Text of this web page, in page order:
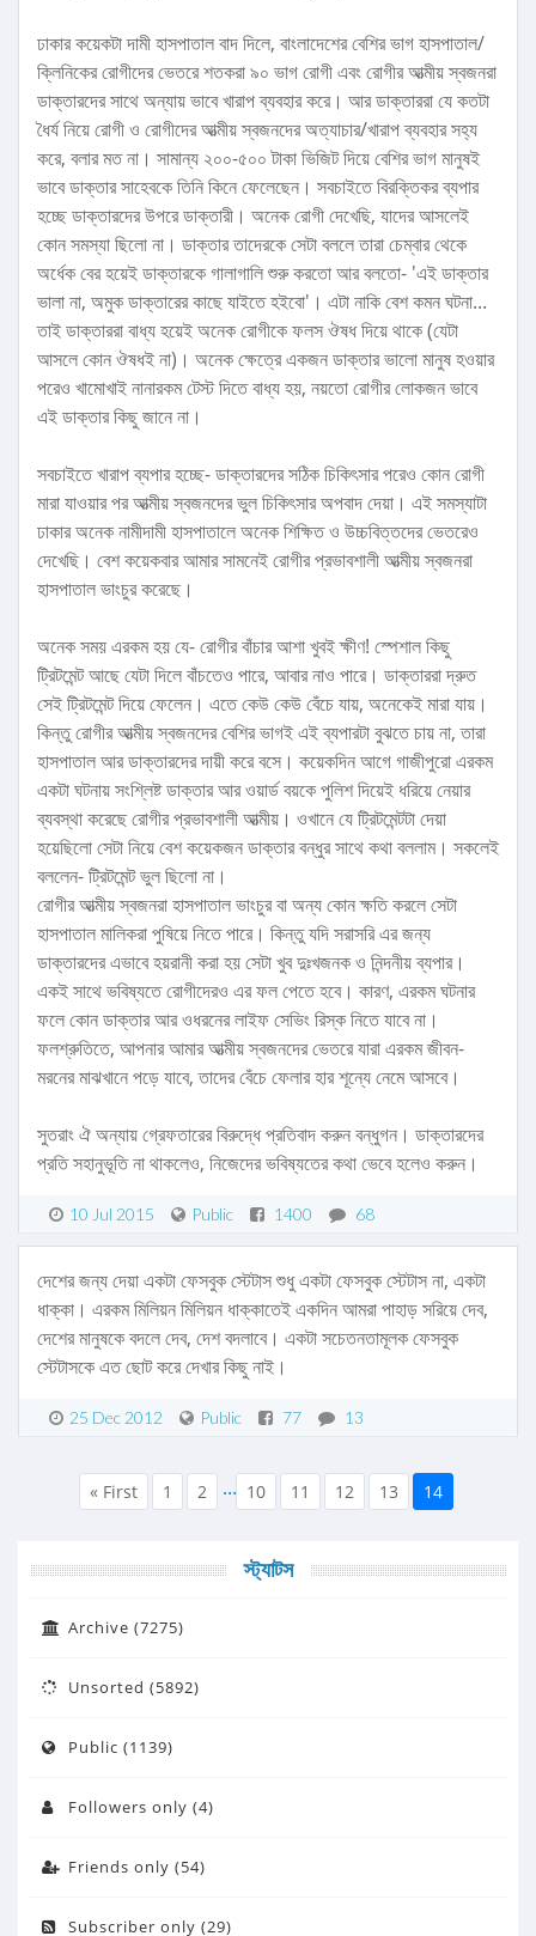
ঢাকার কয়েকটা দামী হাসপাতাল বাদ দিলে, বাংলাদেশের বেশির ভাগ হাসপাতাল/
ক্লিনিকের রোগীদের ভেতরে শতকরা ৯০ ভাগ রোগী এবং রোগীর আত্মীয় স্বজনরা
ডাক্তারদের সাথে অন্যায় ভাবে খারাপ ব্যবহার করে। আর ডাক্তাররা যে কতটা
ধৈর্য নিয়ে রোগী ও রোগীদের আত্মীয় স্বজনদের অত্যাচার/খারাপ ব্যবহার সহ্য
করে, বলার মত না। সামান্য ২০০-৫০০ টাকা ভিজিট দিয়ে বেশির ভাগ মানুষই
ভাবে ডাক্তার সাহেবকে তিনি কিনে ফেলেছেন। সবচাইতে বিরক্তিকর ব্যপার
হচ্ছে ডাক্তারদের উপরে ডাক্তারী। অনেক রোগী দেখেছি, যাদের আসলেই
কোন সমস্যা ছিলো না। ডাক্তার তাদেরকে সেটা বললে তারা চেম্বার থেকে
অর্ধেক বের হয়েই ডাক্তারকে গালাগালি শুরু করতো আর বলতো- 'এই ডাক্তার
ভালা না, অমুক ডাক্তারের কাছে যাইতে হইবো'। এটা নাকি বেশ কমন ঘটনা...
তাই ডাক্তাররা বাধ্য হয়েই অনেক রোগীকে ফলস ঔষধ দিয়ে থাকে (যেটা
আসলে কোন ঔষধই না)। অনেক ক্ষেত্রে একজন ডাক্তার ভালো মানুষ হওয়ার
পরেও খামোখাই নানারকম টেস্ট দিতে বাধ্য হয়, নয়তো রোগীর লোকজন ভাবে
এই ডাক্তার কিছু জানে না।
সবচাইতে খারাপ ব্যপার হচ্ছে- ডাক্তারদের সঠিক চিকিৎসার পরেও কোন রোগী
মারা যাওয়ার পর আত্মীয় স্বজনদের ভুল চিকিৎসার অপবাদ দেয়া। এই সমস্যাটা
ঢাকার অনেক নামীদামী হাসপাতালে অনেক শিক্ষিত ও উচ্চবিত্তদের ভেতরেও
দেখেছি। বেশ কয়েকবার আমার সামনেই রোগীর প্রভাবশালী আত্মীয় স্বজনরা
হাসপাতাল ভাংচুর করেছে।
অনেক সময় এরকম হয় যে- রোগীর বাঁচার আশা খুবই ক্ষীণ! স্পেশাল কিছু
ট্রিটমেন্ট আছে যেটা দিলে বাঁচতেও পারে, আবার নাও পারে। ডাক্তাররা দ্রুত
সেই ট্রিটমেন্ট দিয়ে ফেলেন। এতে কেউ কেউ বেঁচে যায়, অনেকেই মারা যায়।
কিন্তু রোগীর আত্মীয় স্বজনদের বেশির ভাগই এই ব্যপারটা বুঝতে চায় না, তারা
হাসপাতাল আর ডাক্তারদের দায়ী করে বসে। কয়েকদিন আগে গাজীপুরো এরকম
একটা ঘটনায় সংশ্লিষ্ট ডাক্তার আর ওয়ার্ড বয়কে পুলিশ দিয়েই ধরিয়ে নেয়ার
ব্যবস্থা করেছে রোগীর প্রভাবশালী আত্মীয়। ওখানে যে ট্রিটমেন্টটা দেয়া
হয়েছিলো সেটা নিয়ে বেশ কয়েকজন ডাক্তার বন্ধুর সাথে কথা বললাম। সকলেই
বললেন- ট্রিটমেন্ট ভুল ছিলো না।
রোগীর আত্মীয় স্বজনরা হাসপাতাল ভাংচুর বা অন্য কোন ক্ষতি করলে সেটা
হাসপাতাল মালিকরা পুষিয়ে নিতে পারে। কিন্তু যদি সরাসরি এর জন্য
ডাক্তারদের এভাবে হয়রানী করা হয় সেটা খুব দুঃখজনক ও নিন্দনীয় ব্যপার।
একই সাথে ভবিষ্যতে রোগীদেরও এর ফল পেতে হবে। কারণ, এরকম ঘটনার
ফলে কোন ডাক্তার আর ওধরনের লাইফ সেভিং রিস্ক নিতে যাবে না।
ফলশ্রুতিতে, আপনার আমার আত্মীয় স্বজনদের ভেতরে যারা এরকম জীবন-
মরনের মাঝখানে পড়ে যাবে, তাদের বেঁচে ফেলার হার শূন্যে নেমে আসবে।
সুতরাং ঐ অন্যায় গ্রেফতারের বিরুদ্ধে প্রতিবাদ করুন বন্ধুগন। ডাক্তারদের
প্রতি সহানুভূতি না থাকলেও, নিজেদের ভবিষ্যতের কথা ভেবে হলেও করুন।
10 Jul 2015 Public 1400 68
দেশের জন্য দেয়া একটা ফেসবুক স্টেটাস শুধু একটা ফেসবুক স্টেটাস না, একটা
ধাক্কা। এরকম মিলিয়ন মিলিয়ন ধাক্কাতেই একদিন আমরা পাহাড় সরিয়ে দেব,
দেশের মানুষকে বদলে দেব, দেশ বদলাবে। একটা সচেতনতামূলক ফেসবুক
স্টেটাসকে এত ছোট করে দেখার কিছু নাই।
25 Dec 2012 Public 77 13
« First 1 2 ... 10 11 12 13 14
স্ট্যাটস
Archive (7275)
Unsorted (5892)
Public (1139)
Followers only (4)
Friends only (54)
Subscriber only (29)